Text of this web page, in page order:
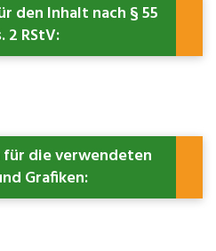
den Inhalt nach § 55
2 RStV:
für die verwendeten
Grafiken: